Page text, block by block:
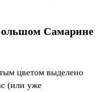
Самарине
цветом выделено
(или уже